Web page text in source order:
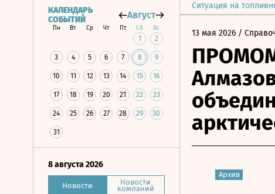
Ситуация на
КАЛЕНДАРЬ
СОБЫТИЙ
Август
Пн Вт Ср Чт Пт Сб Вс
1 2
3 4 5 6 7 8 9
10 11 12 13 14 15 16
17 18 19 20 21 22 23
24 25 26 27 28 29 30
31
8 августа 2026
Новости Новости
компаний
13 мая 2026 /
Архив